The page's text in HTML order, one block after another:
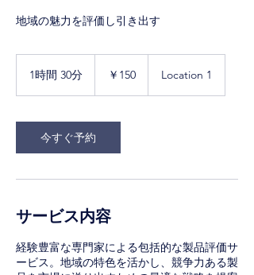
地域の魅力を評価し引き出す
1時間 30分
0
分
￥150 Location 1
今すぐ予約
サービス内容
経験豊富な専門家による包括的な製品評価サ
ービス。地域の特色を活かし、競争力ある製